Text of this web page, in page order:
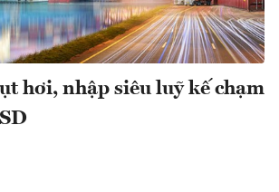
hơi, nhập siêu luỹ kế chạm